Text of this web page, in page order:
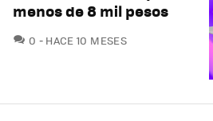
menos de 8 mil pesos
0 COMENTARIOS
HACE 10 MESES